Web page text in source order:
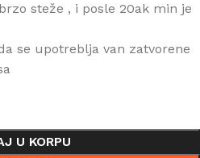
steže , i posle 20ak min je
se upotreblja van zatvorene
U KORPU